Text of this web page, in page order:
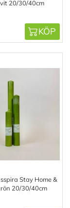
20/30/40cm
KÖP
Stay Home &
20/30/40cm